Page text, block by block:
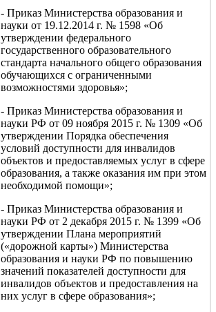
- Приказ Министерства образования и
науки от 19.12.2014 г. № 1598 «Об
утверждении федерального
государственного образовательного
стандарта начального общего образования
обучающихся с ограниченными
возможностями здоровья»;
- Приказ Министерства образования и
науки РФ от 09 ноября 2015 г. № 1309 «Об
утверждении Порядка обеспечения
условий доступности для инвалидов
объектов и предоставляемых услуг в сфере
образования, а также оказания им при этом
необходимой помощи»;
- Приказ Министерства образования и
науки РФ от 2 декабря 2015 г. № 1399 «Об
утверждении Плана мероприятий
(«дорожной карты») Министерства
образования и науки РФ по повышению
значений показателей доступности для
инвалидов объектов и предоставления на
них услуг в сфере образования»;